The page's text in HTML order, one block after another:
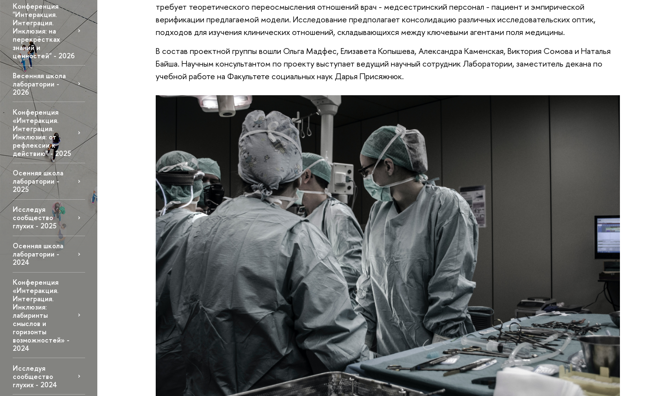
Конференция
"Интеракция.
Интеграция.
Инклюзия: на
перекрёстках
знаний и
ценностей" - 2026
Весенняя школа
лаборатории -
2026
Конференция
«Интеракция.
Интеграция.
Инклюзия: от
рефлексии к
действию" - 2025
Осенняя школа
лаборатории -
2025
Исследуя
сообщество
глухих - 2025
Осенняя школа
лаборатории -
2024
Конференция
«Интеракция.
Интеграция.
Инклюзия:
лабиринты
смыслов и
горизонты
возможностей» -
2024
Исследуя
сообщество
глухих - 2024
требует теоретического переосмысления отношений врач - медсестринский персонал - пациент и эмпирической
верификации предлагаемой модели. Исследование предполагает консолидацию различных исследовательских оптик,
подходов для изучения клинических отношений, складывающихся между ключевыми агентами поля медицины.
В состав проектной группы вошли Ольга Мадфес, Елизавета Копышева, Александра Каменская, Виктория Сомова и Наталья
Байша. Научным консультантом по проекту выступает ведущий научный сотрудник Лаборатории, заместитель декана по
учебной работе на Факультете социальных наук Дарья Присяжнюк.